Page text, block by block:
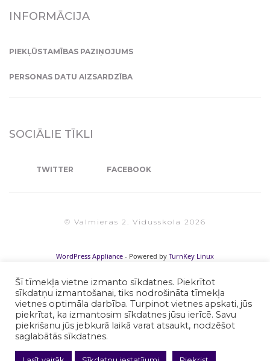
INFORMĀCIJA
PIEKĻŪSTAMĪBAS PAZIŅOJUMS
PERSONAS DATU AIZSARDZĪBA
SOCIĀLIE TĪKLI
TWITTER FACEBOOK
© Valmieras 2. Vidusskola 2026
Šī tīmekļa vietne izmanto sīkdatnes. Piekrītot
sīkdatņu izmantošanai, tiks nodrošināta tīmekļa
vietnes optimāla darbība. Turpinot vietnes apskati, jūs
piekrītat, ka izmantosim sīkdatnes jūsu ierīcē. Savu
piekrišanu jūs jebkurā laikā varat atsaukt, nodzēšot
saglabātās sīkdatnes.
WordPress Appliance - Powered by TurnKey Linux